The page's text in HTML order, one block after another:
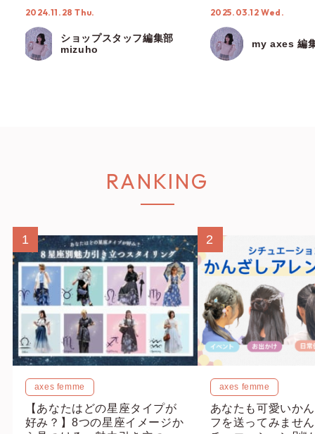
しみ方をご紹介♪【ショップス
2024.11.28 Thu.
ショップスタッフ編集部
mizuho
テム『Rose
フ編集部】
2025.03.12 Wed.
my axes 編
RANKING
1
axes femme
【あなたはどの星座タイプが
好み？】8つの星座イメージか
2
axes femme
あなたも可愛いか
フを送ってみませ